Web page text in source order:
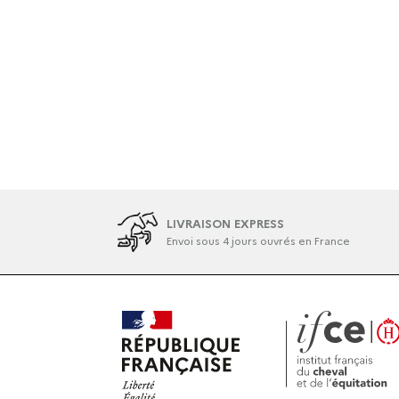
LIVRAISON EXPRESS
Envoi sous 4 jours ouvrés en France